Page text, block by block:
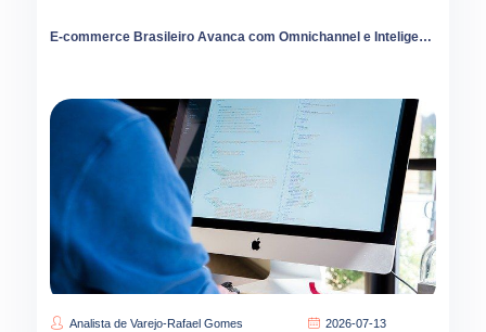
E-commerce Brasileiro Avanca com Omnichannel e Inteligencia Artificial no Varejo Digital 2026
Analista de Varejo-Rafael Gomes 2026-07-13